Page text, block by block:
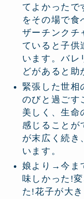
てよかったで
をその場で
ザーチンクチ
ていると子供
います。バレ
どがあると助
緊張した世相
のびと過ごす
美しく、生命
感じることが
が末広く続き
います。
娘より→今ま
味しかった!
た!花子が大